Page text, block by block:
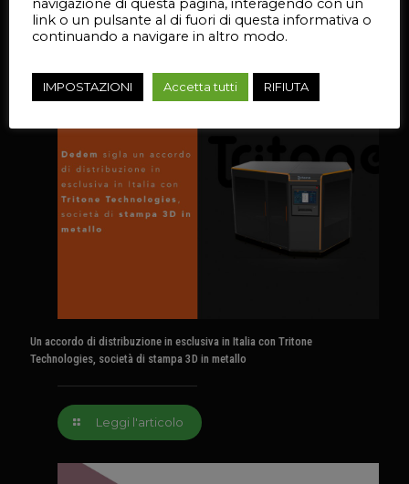
Leggi l'articolo
Un accordo di distribuzione in esclusiva in Italia con Tritone
Technologies, società di stampa 3D in metallo
Leggi l'articolo
link o un pulsante al di fuori di questa informativa o
continuando a navigare in altro modo.
IMPOSTAZIONI Accetta tutti RIFIUTA